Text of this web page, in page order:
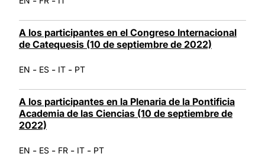
A los participantes en el Congreso Internacional
de Catequesis (10 de septiembre de 2022)
EN - ES - IT - PT
A los participantes en la Plenaria de la Pontificia
Academia de las Ciencias (10 de septiembre de
2022)
EN - ES - FR - IT - PT